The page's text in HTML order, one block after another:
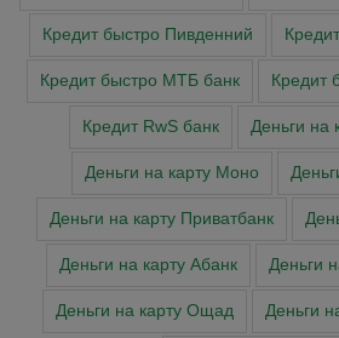
Кредит быстро Пивденний
Кредит быстро МТБ банк Кредит
Кредит RwS банк Деньги на
Деньги на карту Моно
Деньги на карту Приватбанк
Деньги на карту Абанк Деньги
Деньги на карту Ощад Деньги